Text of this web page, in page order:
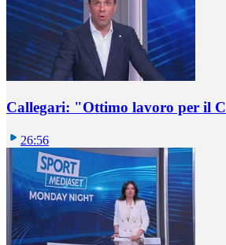
Callegari: "Ottimo lavoro per il
26:56